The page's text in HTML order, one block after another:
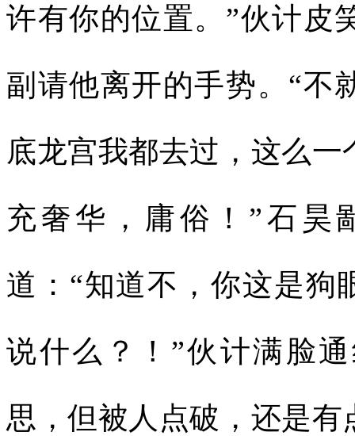
许有你的位置。”伙计皮
副请他离开的手势。“不
底龙宫我都去过，这么
充奢华，庸俗！”石昊
道：“知道不，你这是
说什么？！”伙计满脸
思，但被人点破，还是